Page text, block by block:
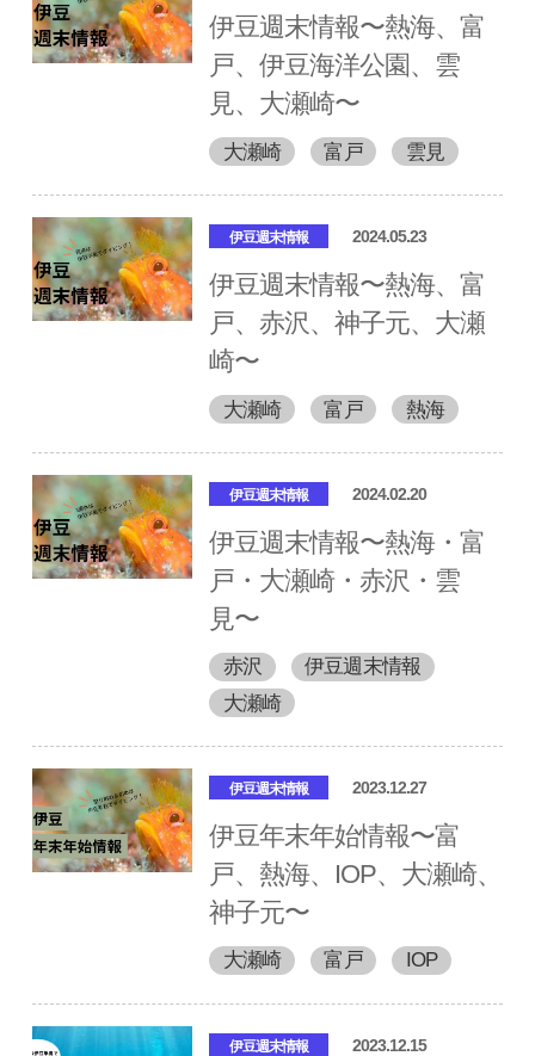
伊豆週末情報〜熱海、富
戸、伊豆海洋公園、雲
見、大瀬崎〜
大瀬崎 富戸 雲見
伊豆週末情報 2024.05.23
伊豆週末情報〜熱海、富
戸、赤沢、神子元、大瀬
崎〜
大瀬崎 富戸 熱海
伊豆週末情報 2024.02.20
伊豆週末情報〜熱海・富
戸・大瀬崎・赤沢・雲
見〜
赤沢
伊豆週末情報
大瀬崎
伊豆週末情報 2023.12.27
伊豆年末年始情報〜富
戸、熱海、IOP、大瀬崎、
神子元〜
大瀬崎 富戸 IOP
伊豆週末情報 2023.12.15